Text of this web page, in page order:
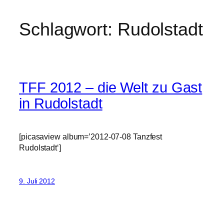
Schlagwort: Rudolstadt
TFF 2012 – die Welt zu Gast
in Rudolstadt
[picasaview album=’2012-07-08 Tanzfest
Rudolstadt‘]
9. Juli 2012